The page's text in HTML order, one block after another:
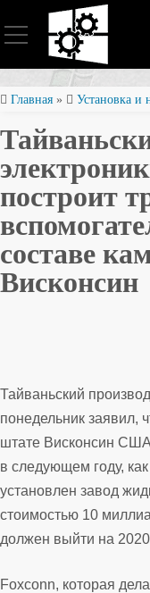
Установка и
Оптимизация ОС
Восстановление
Безопасность
Главная » Установка и
построит
составе
Висконсин
Тайваньский
понедельник заявил,
штате Висконсин
в следующем году,
установлен завод
стоимостью 10
должен выйти на 2020
Foxconn, которая